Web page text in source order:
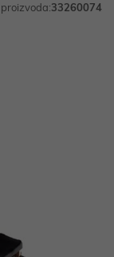
33260074